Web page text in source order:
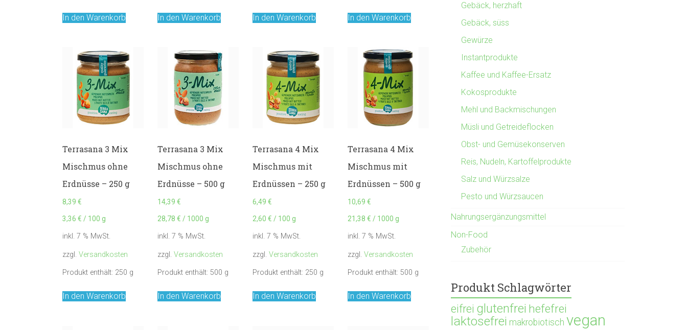
In den Warenkorb In den Warenkorb In den Warenkorb In den Warenkorb
Terrasana 3 Mix
Mischmus ohne
Erdnüsse – 250 g
8,39 €
3,36 € / 100 g
inkl. 7 % MwSt.
zzgl. Versandkosten
Produkt enthält: 250 g
In den Warenkorb
Terrasana 3 Mix
Mischmus ohne
Erdnüsse – 500 g
14,39€
28,78€ / 1000 g
inkl. 7 % MwSt.
zzgl.Versandkosten
Produkt enthält: 500 g
In den Warenkorb
Terrasana 4 Mix
Mischmus mit
Erdnüssen – 250 g
6,49€
2,60€ / 100 g
inkl. 7 % MwSt.
zzgl.Versandkosten
Produkt enthält: 250 g
In den Warenkorb
Terrasana 4 Mix
Mischmus mit
Erdnüssen – 500 g
10,69€
21,38€ / 1000 g
inkl. 7 % MwSt.
zzgl.Versandkosten
Produkt enthält: 500 g
In den Warenkorb
Gebäck, herzhaft
Gebäck, süss
Gewürze
Instantprodukte
Kaffee und Kaffee-Ersatz
Kokosprodukte
Mehl und Backmischungen
Müsli und Getreideflocken
Obst- und Gemüsekonserven
Reis, Nudeln, Kartoffelprodukte
Salz und Würzsalze
Pesto und Würzsaucen
Nahrungsergänzungsmittel
Non-Food
Zubehör
Produkt Schlagwörter
eifrei glutenfrei hefefrei
laktosefrei makrobiotisch vegan